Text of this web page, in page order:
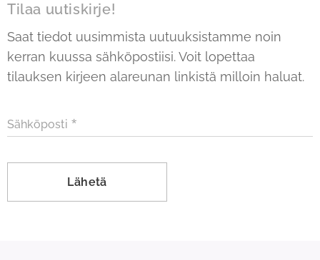
Tilaa uutiskirje!
Saat tiedot uusimmista uutuuksistamme noin
kerran kuussa sähköpostiisi. Voit lopettaa
tilauksen kirjeen alareunan linkistä milloin haluat.
Sähköposti
Lähetä